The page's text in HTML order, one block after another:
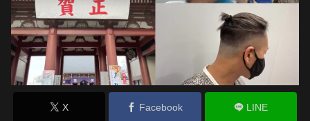
X Facebook LINE